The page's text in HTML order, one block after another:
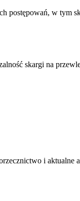
postępowań, w tym
skargi na
i aktualne